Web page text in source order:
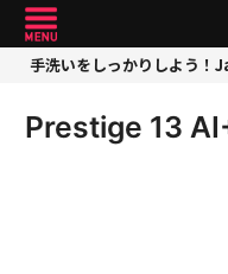
手洗いをしっかりしよう！
Prestige 13